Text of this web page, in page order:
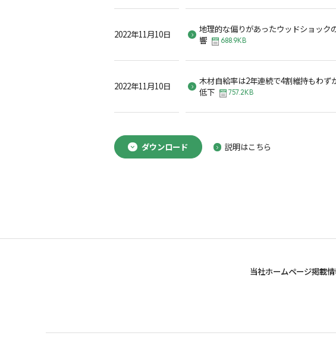
2022年11月10日
地理的な偏りがあったウッドショック
響
688.9KB
2022年11月10日
木材自給率は2年連続で4割維持もわず
低下
757.2KB
ダウンロード 説明はこちら
当社ホームページ掲載